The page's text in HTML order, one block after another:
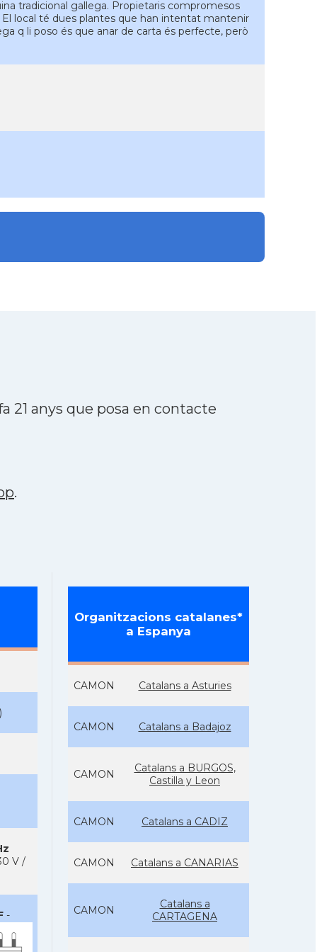
tradicional gallega. Propietaris compromesos
local té dues plantes que han intentat mantenir
q li poso és que anar de carta és perfecte, però
21 anys que posa en contacte
.
V /
-
Organitzacions catalanes*
a Espanya
CAMON Catalans a Asturies
CAMON Catalans a Badajoz
CAMON
Catalans a BURGOS,
Castilla y Leon
CAMON Catalans a CADIZ
CAMON Catalans a CANARIAS
CAMON
Catalans a
CARTAGENA